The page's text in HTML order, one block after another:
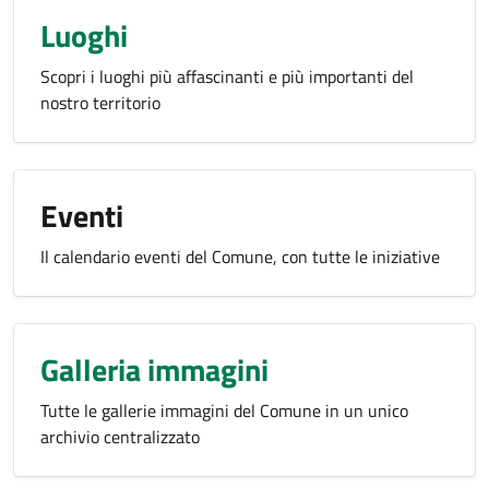
Luoghi
Scopri i luoghi più affascinanti e più importanti del
nostro territorio
Eventi
Il calendario eventi del Comune, con tutte le iniziative
Galleria immagini
Tutte le gallerie immagini del Comune in un unico
archivio centralizzato